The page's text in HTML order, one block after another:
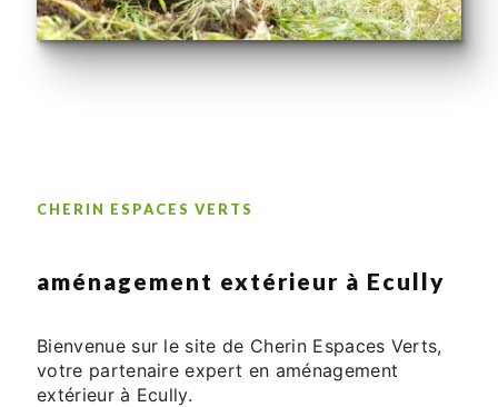
CHERIN ESPACES VERTS
aménagement extérieur à Ecully
Bienvenue sur le site de Cherin Espaces Verts,
votre partenaire expert en aménagement
extérieur à Ecully.